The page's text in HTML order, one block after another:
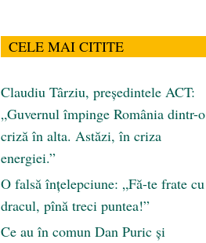
CELE MAI CITITE
Claudiu Târziu, președintele ACT:
„Guvernul împinge România dintr-o
criză în alta. Astăzi, în criza
energiei.”
O falsă înțelepciune: „Fă-te frate cu
dracul, pînă treci puntea!”
Ce au în comun Dan Puric şi